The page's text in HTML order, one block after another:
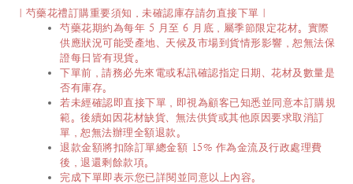
｜芍藥花禮訂購重要須知．未確認庫存請勿直接下單｜
芍藥花期約為每年 5 月至 6 月底，屬季節限定花材。實際
供應狀況可能受產地、天候及市場到貨情形影響，恕無法保
證每日皆有現貨。
下單前，請務必先來電或私訊確認指定日期、花材及數量是
否有庫存。
若未經確認即直接下單，即視為顧客已知悉並同意本訂購規
範。後續如因花材缺貨、無法供貨或其他原因要求取消訂
單，恕無法辦理全額退款。
退款金額將扣除訂單總金額 15% 作為金流及行政處理費
後，退還剩餘款項。
完成下單即表示您已詳閱並同意以上內容。